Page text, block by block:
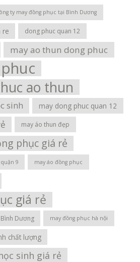
ty may đồng phục tại Bình Dương
re dong phuc quan 12
may ao thun dong phuc
ao thun
sinh may dong phuc quan 12
may áo thun đẹp
phục giá rẻ
9 may áo đồng phục
giá rẻ
Dương may đồng phục hà nội
chất lượng
sinh giá rẻ